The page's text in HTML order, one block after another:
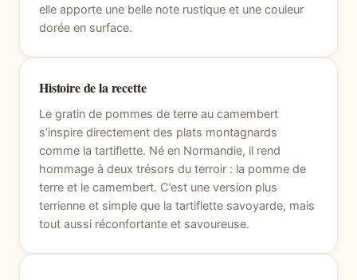
elle apporte une belle note rustique et une couleur
dorée en surface.
Histoire de la recette
Le gratin de pommes de terre au camembert
s’inspire directement des plats montagnards
comme la tartiflette. Né en Normandie, il rend
hommage à deux trésors du terroir : la pomme de
terre et le camembert. C’est une version plus
terrienne et simple que la tartiflette savoyarde, mais
tout aussi réconfortante et savoureuse.